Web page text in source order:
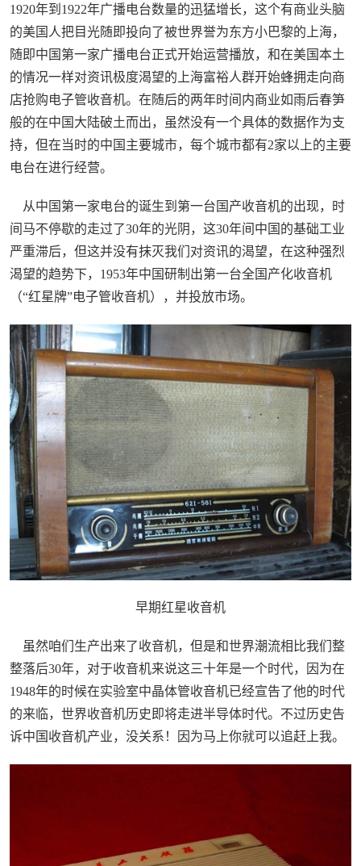
1920年到1922年广播电台数量的迅猛增长，这个有商业头脑
的美国人把目光随即投向了被世界誉为东方小巴黎的上海，
随即中国第一家广播电台正式开始运营播放，和在美国本土
的情况一样对资讯极度渴望的上海富裕人群开始蜂拥走向商
店抢购电子管收音机。在随后的两年时间内商业如雨后春笋
般的在中国大陆破土而出，虽然没有一个具体的数据作为支
持，但在当时的中国主要城市，每个城市都有2家以上的主要
电台在进行经营。
从中国第一家电台的诞生到第一台国产收音机的出现，时
间马不停歇的走过了30年的光阴，这30年间中国的基础工业
严重滞后，但这并没有抹灭我们对资讯的渴望，在这种强烈
渴望的趋势下，1953年中国研制出第一台全国产化收音机
（“红星牌”电子管收音机），并投放市场。
早期红星收音机
虽然咱们生产出来了收音机，但是和世界潮流相比我们整
整落后30年，对于收音机来说这三十年是一个时代，因为在
1948年的时候在实验室中晶体管收音机已经宣告了他的时代
的来临，世界收音机历史即将走进半导体时代。不过历史告
诉中国收音机产业，没关系！因为马上你就可以追赶上我。